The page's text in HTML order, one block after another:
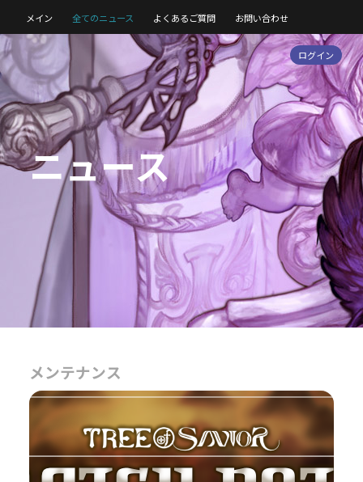
メイン 全てのニュース よくあるご質問 お問い合わせ
ログイン
ニュース
メンテナンス